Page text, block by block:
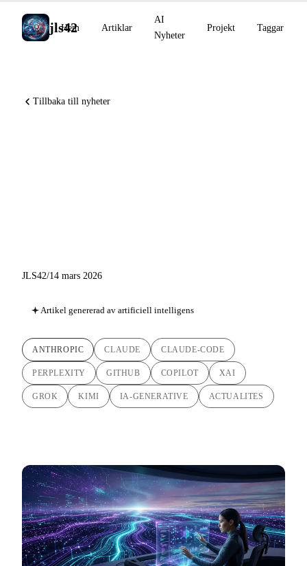
jls42
Hem Artiklar
AI
Nyheter
Projekt Taggar
Tillbaka till nyheter
JLS42/14 mars 2026
Artikel genererad av artificiell intelligens
ANTHROPIC CLAUDE CLAUDE-CODE
PERPLEXITY GITHUB COPILOT XAI
GROK KIMI IA-GENERATIVE ACTUALITES